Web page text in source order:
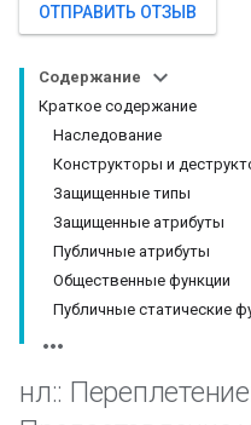
ОТПРАВИТЬ ОТЗЫВ
Содержание
Краткое содержание
Наследование
Конструкторы и
Защищенные типы
Защищенные атрибуты
Публичные атрибуты
Общественные функции
Публичные статические
нл:: Переплетение